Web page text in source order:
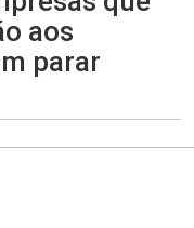
aos
parar